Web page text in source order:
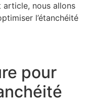
article, nous allons
l’étanchéité
pour